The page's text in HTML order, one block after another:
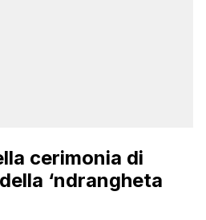
cerimonia di
‘ndrangheta